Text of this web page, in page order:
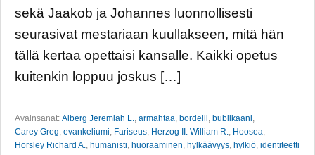
sekä Jaakob ja Johannes luonnollisesti
seurasivat mestariaan kuullakseen, mitä hän
tällä kertaa opettaisi kansalle. Kaikki opetus
kuitenkin loppuu joskus […]
Avainsanat: Alberg Jeremiah L. armahtaa bordelli bublikaani
Carey Greg evankeliumi Fariseus Herzog II. William R. Hoosea
Horsley Richard A.
humanisti huoraaminen hylkäävyys hylkiö identiteetti